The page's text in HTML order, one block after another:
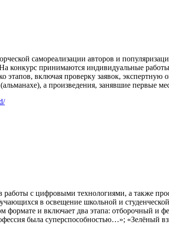
самореализации авторов и
На конкурс принимаются индивидуальные
этапов, включая проверку заявок,
а произведения, занявшие первые
работы с цифровыми технологиями, а также
в освещение школьной и
формате и включает два этапа: отборочный и
была суперспособностью…»; «Зелёный